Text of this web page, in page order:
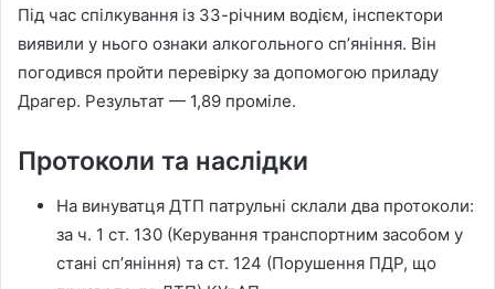
Під час спілкування із 33-річним водієм, інспектори
виявили у нього ознаки алкогольного спʼяніння. Він
погодився пройти перевірку за допомогою приладу
Драгер. Результат — 1,89 проміле.
Протоколи та наслідки
На винуватця ДТП патрульні склали два протоколи:
за ч. 1 ст. 130 (Керування транспортним засобом у
стані спʼяніння) та ст. 124 (Порушення ПДР, що